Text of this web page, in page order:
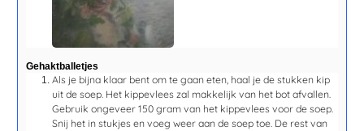
Gehaktballetjes
Als je bijna klaar bent om te gaan eten, haal je de stukken kip
uit de soep. Het kippevlees zal makkelijk van het bot afvallen.
Gebruik ongeveer 150 gram van het kippevlees voor de soep.
Snij het in stukjes en voeg weer aan de soep toe. De rest van